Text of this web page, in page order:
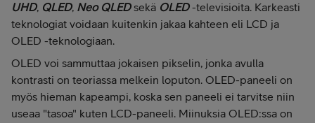
UHD, QLED, Neo QLEDsekä OLED-televisioita. Karkeasti
teknologiat voidaan kuitenkin jakaa kahteen eli LCD ja
OLED -teknologiaan.
OLED voi sammuttaa jokaisen pikselin, jonka avulla
kontrasti on teoriassa melkein loputon. OLED-paneeli on
myös hieman kapeampi, koska sen paneeli ei tarvitse niin
useaa "tasoa" kuten LCD-paneeli. Miinuksia OLED:ssa on